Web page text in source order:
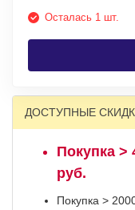
Осталась 1 шт.
ДОСТУПНЫЕ
Покупка >
руб.
Покупка >